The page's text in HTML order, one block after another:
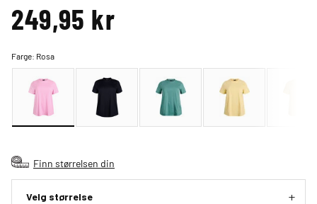
249,95 kr
Farge: Rosa
Finn størrelsen din
Velg størrelse